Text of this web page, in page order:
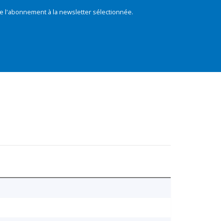
à la newsletter sélectionnée.